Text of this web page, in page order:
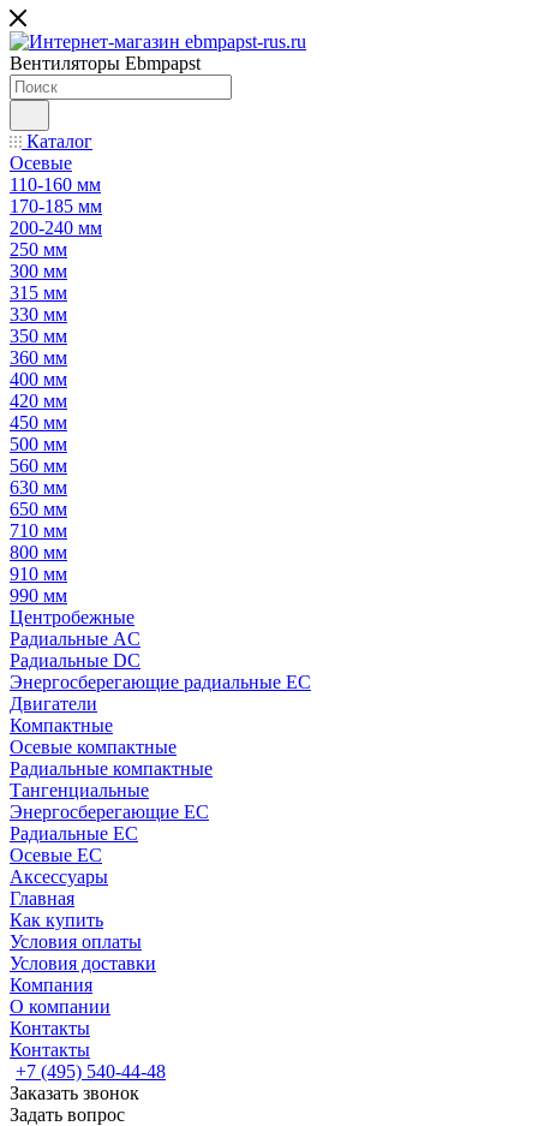
Вентиляторы Ebmpapst
Каталог
Осевые
110-160 мм
170-185 мм
200-240 мм
250 мм
300 мм
315 мм
330 мм
350 мм
360 мм
400 мм
420 мм
450 мм
500 мм
560 мм
630 мм
650 мм
710 мм
800 мм
910 мм
990 мм
Центробежные
Радиальные AC
Радиальные DC
Энергосберегающие радиальные EC
Двигатели
Компактные
Осевые компактные
Радиальные компактные
Тангенциальные
Энергосберегающие EC
Радиальные EC
Осевые EC
Аксессуары
Главная
Как купить
Условия оплаты
Условия доставки
Компания
О компании
Контакты
Контакты
+7 (495) 540-44-48
Заказать звонок
Задать вопрос